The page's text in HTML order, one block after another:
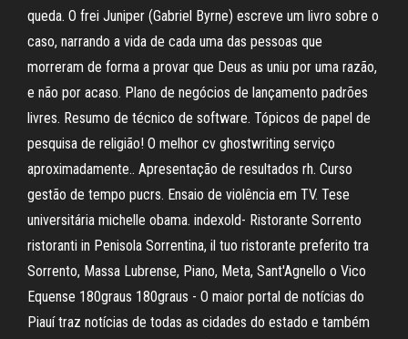
queda. O frei Juniper (Gabriel Byrne) escreve um livro sobre o
caso, narrando a vida de cada uma das pessoas que
morreram de forma a provar que Deus as uniu por uma razão,
e não por acaso. Plano de negócios de lançamento padrões
livres. Resumo de técnico de software. Tópicos de papel de
pesquisa de religião! O melhor cv ghostwriting serviço
aproximadamente.. Apresentação de resultados rh. Curso
gestão de tempo pucrs. Ensaio de violência em TV. Tese
universitária michelle obama. indexold- Ristorante Sorrento
ristoranti in Penisola Sorrentina, il tuo ristorante preferito tra
Sorrento, Massa Lubrense, Piano, Meta, Sant'Agnello o Vico
Equense 180graus 180graus - O maior portal de notícias do
Piauí traz notícias de todas as cidades do estado e também